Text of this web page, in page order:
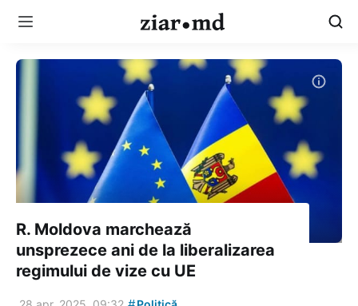
R. Moldova marchează
unsprezece ani de la liberalizarea
regimului de vize cu UE